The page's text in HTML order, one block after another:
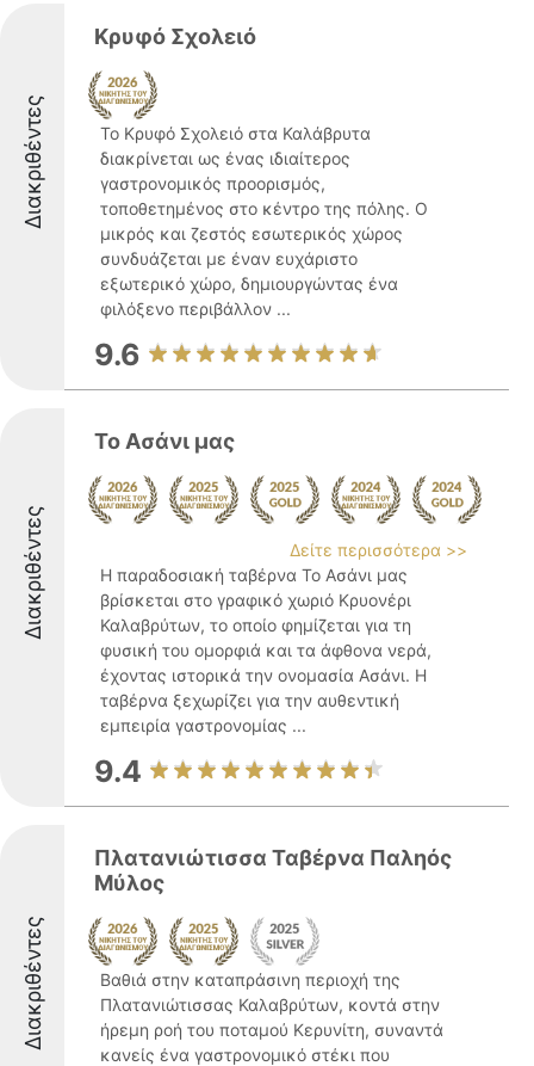
Διακριθέντες
Κρυφό Σχολειό
Το Κρυφό Σχολειό στα Καλάβρυτα
διακρίνεται ως ένας ιδιαίτερος
γαστρονομικός προορισμός,
τοποθετημένος στο κέντρο της πόλης. Ο
μικρός και ζεστός εσωτερικός χώρος
συνδυάζεται με έναν ευχάριστο
εξωτερικό χώρο, δημιουργώντας ένα
φιλόξενο περιβάλλον ...
9.6
Διακριθέντες
Το Ασάνι μας
Δείτε περισσότερα >>
Η παραδοσιακή ταβέρνα Το Ασάνι μας
βρίσκεται στο γραφικό χωριό Κρυονέρι
Καλαβρύτων, το οποίο φημίζεται για τη
φυσική του ομορφιά και τα άφθονα νερά,
έχοντας ιστορικά την ονομασία Ασάνι. Η
ταβέρνα ξεχωρίζει για την αυθεντική
εμπειρία γαστρονομίας ...
9.4
Διακριθέντες
Πλατανιώτισσα Ταβέρνα Παληός
Μύλος
Βαθιά στην καταπράσινη περιοχή της
Πλατανιώτισσας Καλαβρύτων, κοντά στην
ήρεμη ροή του ποταμού Κερυνίτη, συναντά
κανείς ένα γαστρονομικό στέκι που